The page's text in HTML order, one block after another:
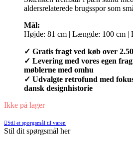
aldersrelaterede brugsspor som
Mål:
Højde: 81 cm | Længde: 100 cm |
✓ Gratis fragt ved køb over
✓ Levering med vores egen
møblerne med omhu
✓ Udvalgte retrofund med
dansk designhistorie
Ikke på lager
Stil et spørgsmål til varen
Stil dit spørgsmål her